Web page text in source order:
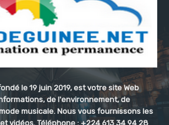
le 19 juin 2019, est votre site Web
de l'environnement, de
musicale. Nous vous fournissons les
vidéos. Téléphone : +224 613 34 94 28